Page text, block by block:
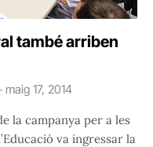
també arriben
maig 17, 2014
la campanya per a les
va ingressar la